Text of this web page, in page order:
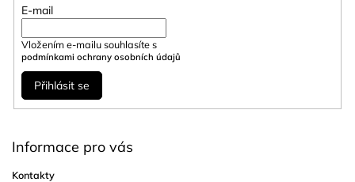
E-mail
Vložením e-mailu souhlasíte s
podmínkami ochrany osobních údajů
Přihlásit se
Informace pro vás
Kontakty